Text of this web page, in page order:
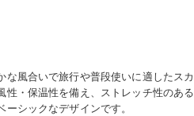
な風合いで旅行や普段使いに適したスカ
性・保温性を備え、ストレッチ性のある
シックなデザインです。